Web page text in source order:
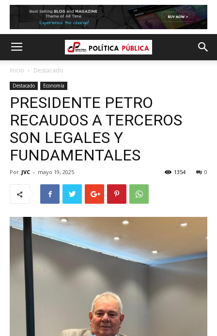
Inicio Destacado
Destacado Economía
PRESIDENTE PETRO
RECAUDOS A TERCEROS
SON LEGALES Y
FUNDAMENTALES
Por JVC - mayo 19, 2025 0
1354